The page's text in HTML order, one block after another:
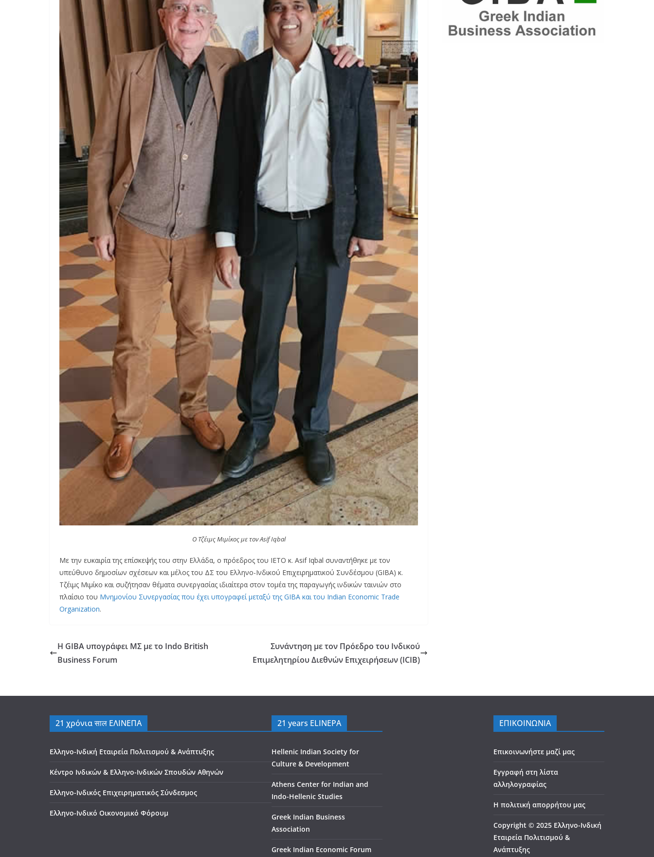
O Τζέιμς Μιμίκος με τον Asif Iqbal
Με την ευκαιρία της επίσκεψής του στην Ελλάδα, ο πρόεδρος του IETO κ. Asif Iqbal συναντήθηκε με τον
υπεύθυνο δημοσίων σχέσεων και μέλος του ΔΣ του Ελληνο-Ινδικού Επιχειρηματικού Συνδέσμου (GIBA) κ.
Τζέιμς Μιμίκο και συζήτησαν θέματα συνεργασίας ιδιαίτερα στον τομέα της παραγωγής ινδικών ταινιών στο
πλαίσιο του Μνημονίου Συνεργασίας που έχει υπογραφεί μεταξύ της GIBA και του Indian Economic Trade
Organization.
Η GIBA υπογράφει ΜΣ με το Indo British
Business Forum
Συνάντηση με τον Πρόεδρο του Ινδικού
Επιμελητηρίου Διεθνών Επιχειρήσεων (ICIB)
21 χρόνια साल ΕΛΙΝΕΠΑ
Ελληνο-Ινδική Εταιρεία Πολιτισμού & Ανάπτυξης
Κέντρο Ινδικών & Ελληνο-Ινδικών Σπουδών Αθηνών
Ελληνο-Ινδικός Επιχειρηματικός Σύνδεσμος
Ελληνο-Ινδικό Οικονομικό Φόρουμ
21 years ELINEPA
Hellenic Indian Society for
Culture & Development
Athens Center for Indian and
Indo-Hellenic Studies
Greek Indian Business
Association
Greek Indian Economic Forum
ΕΠΙΚΟΙΝΩΝΙΑ
Επικοινωνήστε μαζί μας
Εγγραφή στη λίστα
αλληλογραφίας
Η πολιτική απορρήτου μας
Copyright © 2025 Ελληνο-Ινδική
Εταιρεία Πολιτισμού &
Ανάπτυξης